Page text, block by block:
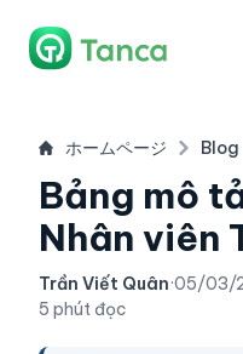
ホームページ Blog
Bảng mô
Nhân viên
Trần Viết Quân·05/03/
5 phút đọc